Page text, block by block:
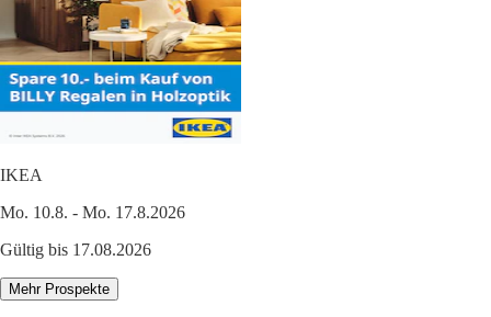
IKEA
Mo. 10.8. - Mo. 17.8.2026
Gültig bis 17.08.2026
Mehr Prospekte